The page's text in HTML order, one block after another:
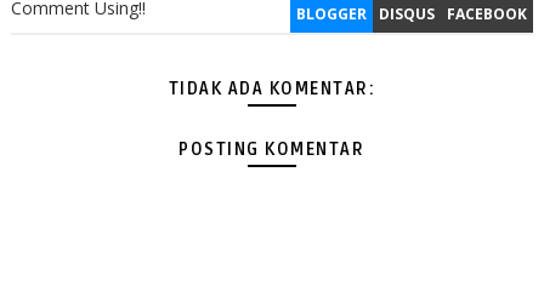
BLOGGER DISQUS FACEBOOK
Comment Using!!
TIDAK ADA KOMENTAR:
POSTING KOMENTAR